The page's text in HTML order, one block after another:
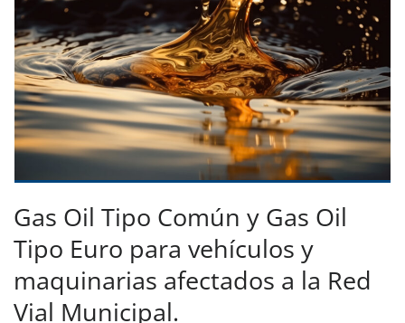
Gas Oil Tipo Común y Gas Oil
Tipo Euro para vehículos y
maquinarias afectados a la Red
Vial Municipal.